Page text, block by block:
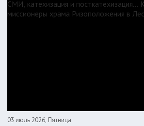
03 июль 2026, Пятница